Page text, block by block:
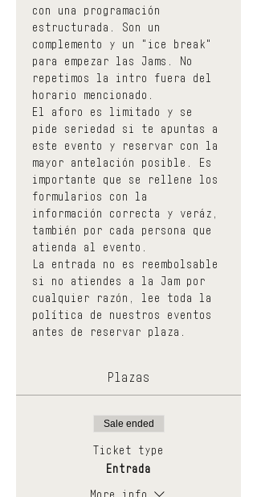
con una programación
estructurada. Son un
complemento y un "ice break"
para empezar las Jams. No
repetimos la intro fuera del
horario mencionado.
El aforo es limitado y se
pide seriedad si te apuntas a
este evento y reservar con la
mayor antelación posible. Es
importante que se rellene los
formularios con la
información correcta y veráz,
también por cada persona que
atienda al evento.
La entrada no es reembolsable
si no atiendes a la Jam por
cualquier razón, lee toda la
política de nuestros eventos
antes de reservar plaza.
Plazas
Sale ended
Ticket type
Entrada